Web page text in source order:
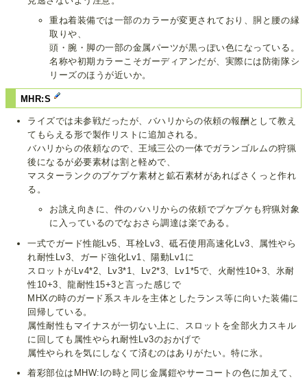
重ね着装備では一部のカラーが変更されており、胴と腰の縁
取りや、
頭・腕・脚の一部の金属パーツが黒っぽい色になっている。
名称や初期カラーこそガーディアンだが、実際には防衛隊シ
リーズのほうが近いか。
MHR:S
ライズでは未参戦だったが、バハリからの依頼の報酬として教え
てもらえる形で製作リストに追加される。
バハリからの依頼なので、王域三公の一体でガランゴルムの狩猟
後になるが必要素材は割と軽めで、
マスターランクのプケプケ素材と鉱石素材があればさくっと作れ
る。
お誂え向きに、件のバハリからの依頼でプケプケも狩猟対象
に入っているのでなおさら調達は楽である。
一式でガード性能Lv5、耳栓Lv3、砥石使用高速化Lv3、属性やら
れ耐性Lv3、ガード強化Lv1、陽動Lv1に
スロットがLv4*2、Lv3*1、Lv2*3、Lv1*5で、火耐性10+3、氷耐
性10+3、龍耐性15+3と言った感じで
MHXの時のガード系スキルを主体としたランス等に向いた装備に
回帰している。
属性耐性もマイナスが一切ない上に、スロットを全部火力スキル
に回しても属性やられ耐性Lv3のおかげで
属性やられを気にしなくて済むのはありがたい。特に氷。
着彩部位はMHW:Iの時と同じ金属鎧やサーコートの色に加えて、